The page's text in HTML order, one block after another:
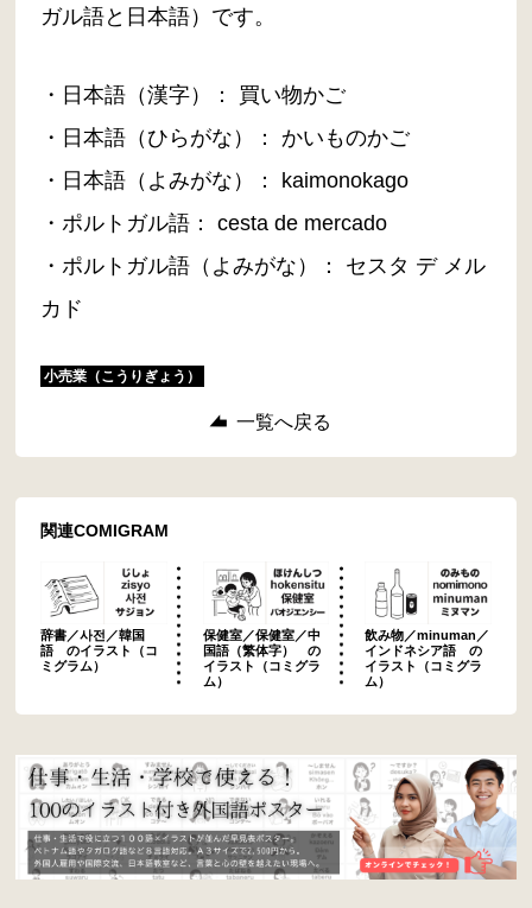
ガル語と日本語）です。
・日本語（漢字）： 買い物かご
・日本語（ひらがな）： かいものかご
・日本語（よみがな）： kaimonokago
・ポルトガル語： cesta de mercado
・ポルトガル語（よみがな）： セスタ デ メル
カド
小売業（こうりぎょう）
一覧へ戻る
関連COMIGRAM
辞書／사전／韓国
語 のイラスト（コ
ミグラム）
保健室／保健室／中
国語（繁体字） の
イラスト（コミグラ
ム）
飲み物／minuman／
インドネシア語 の
イラスト（コミグラ
ム）